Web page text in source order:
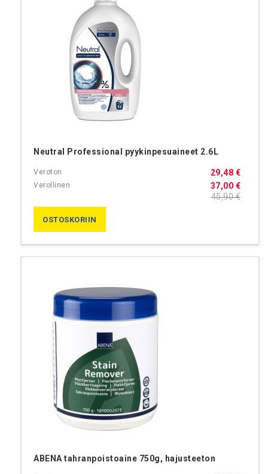
Neutral Professional pyykinpesuaineet 2.6L
37,00 €
29,48 €
45,90 €
OSTOSKORIIN
ABENA tahranpoistoaine 750g, hajusteeton